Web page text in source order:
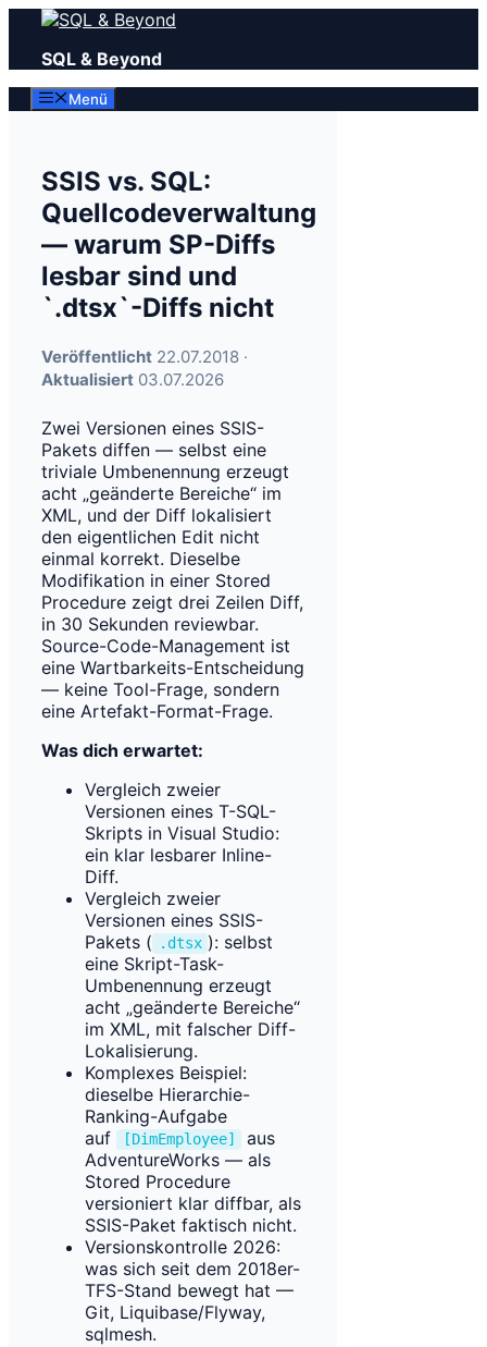
Zum
springen
SQL & Beyond
Menü
SSIS vs. SQL:
Quellcodeverwaltung
— warum SP-Diffs
lesbar sind und
`.dtsx`-Diffs nicht
Veröffentlicht 22.07.2018 ·
Aktualisiert 03.07.2026
Zwei Versionen eines SSIS-
Pakets diffen — selbst eine
triviale Umbenennung erzeugt
acht „geänderte Bereiche“ im
XML, und der Diff lokalisiert
den eigentlichen Edit nicht
einmal korrekt. Dieselbe
Modifikation in einer Stored
Procedure zeigt drei Zeilen Diff,
in 30 Sekunden reviewbar.
Source-Code-Management ist
eine Wartbarkeits-Entscheidung
— keine Tool-Frage, sondern
eine Artefakt-Format-Frage.
Was dich erwartet:
Vergleich zweier
Versionen eines T-SQL-
Skripts in Visual Studio:
ein klar lesbarer Inline-
Diff.
Vergleich zweier
Versionen eines SSIS-
Pakets (
.dtsx ): selbst
eine Skript-Task-
Umbenennung erzeugt
acht „geänderte Bereiche“
im XML, mit falscher Diff-
Lokalisierung.
Komplexes Beispiel:
dieselbe Hierarchie-
Ranking-Aufgabe
auf
[DimEmployee]
aus
AdventureWorks — als
Stored Procedure
versioniert klar diffbar, als
SSIS-Paket faktisch nicht.
Versionskontrolle 2026:
was sich seit dem 2018er-
TFS-Stand bewegt hat —
Git, Liquibase/Flyway,
sqlmesh.